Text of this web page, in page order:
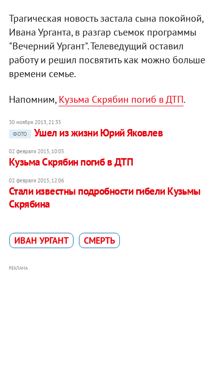
Трагическая новость застала сына покойной,
Ивана Урганта, в разгар съемок программы
"Вечерний Ургант". Телеведущий оставил
работу и решил посвятить как можно больше
времени семье.
Напомним,Кузьма Скрябин погиб в ДТП.
30 ноября 2013, 21:35
ФОТО
Ушел из жизни Юрий Яковлев
02 февраля 2015, 10:05
Кузьма Скрябин погиб в ДТП
02 февраля 2015, 12:06
Стали известны подробности гибели Кузьмы
Скрябина
ИВАН УРГАНТ СМЕРТЬ
РЕКЛАМА